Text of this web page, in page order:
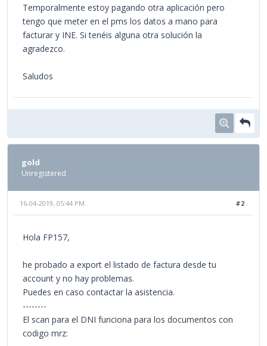
Temporalmente estoy pagando otra aplicación pero
tengo que meter en el pms los datos a mano para
facturar y INE. Si tenéis alguna otra solución la
agradezco.
Saludos
gold
Unregistered
#2
16-04-2019, 05:44 PM
Hola FP157,
he probado a export el listado de factura desde tu
account y no hay problemas.
Puedes en caso contactar la asistencia.
--------
El scan para el DNI funciona para los documentos con
codigo mrz: